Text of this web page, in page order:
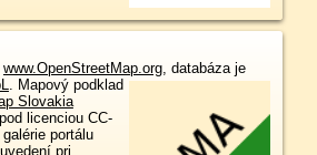
www.OpenStreetMap.org, databáza je
. Mapový podklad
Slovakia
licenciou CC-
portálu
pri